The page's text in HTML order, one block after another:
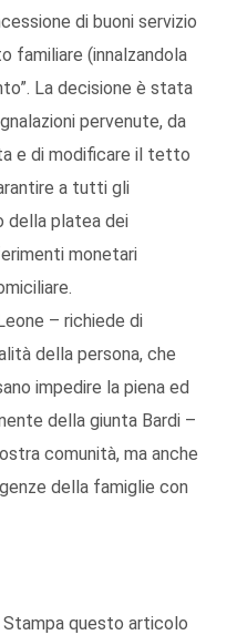
di buoni servizio
familiare (innalzandola
La decisione è stata
pervenute, da
e di modificare il tetto
a tutti gli
della platea dei
monetari
– richiede di
della persona, che
impedire la piena ed
della giunta Bardi –
comunità, ma anche
della famiglie con
Stampa questo articolo